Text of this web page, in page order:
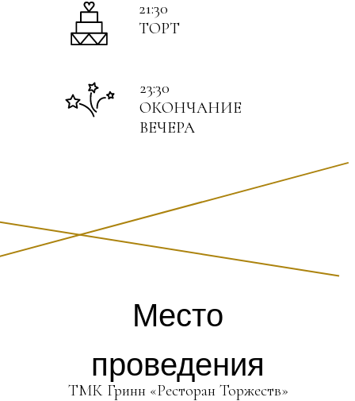
Место
проведения
ТМК Гринн «Ресторан Торжеств»
23:30
ОКОНЧАНИЕ
ВЕЧЕРА
21:30
ТОРТ